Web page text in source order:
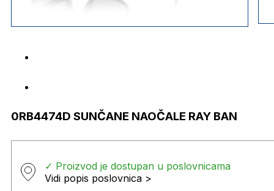
0RB4474D SUNČANE NAOČALE RAY BAN
✓ Proizvod je dostupan u poslovnicama
Vidi popis poslovnica >